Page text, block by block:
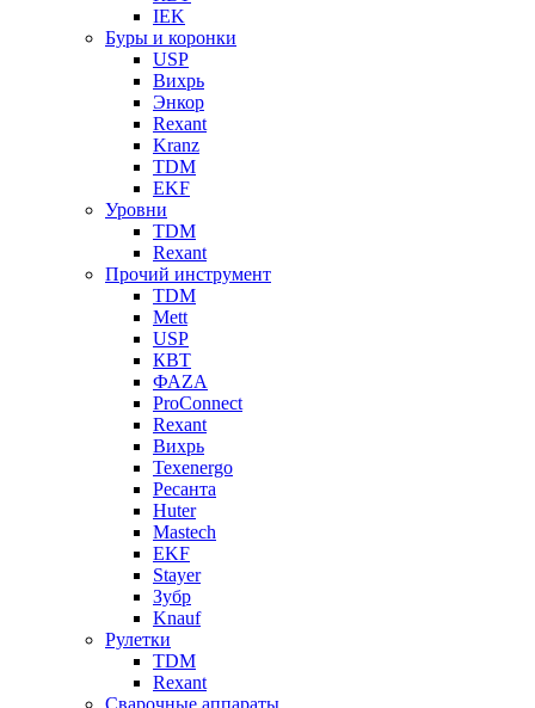
IEK
Буры и коронки
USP
Вихрь
Энкор
Rexant
Kranz
TDM
EKF
Уровни
TDM
Rexant
Прочий инструмент
TDM
Mett
USP
КВТ
ФАZА
ProConnect
Rexant
Вихрь
Texenergo
Ресанта
Huter
Mastech
EKF
Stayer
Зубр
Knauf
Рулетки
TDM
Rexant
Сварочные аппараты